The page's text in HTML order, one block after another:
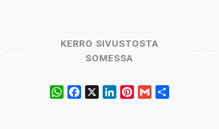
KERRO SIVUSTOSTA
SOMESSA
W